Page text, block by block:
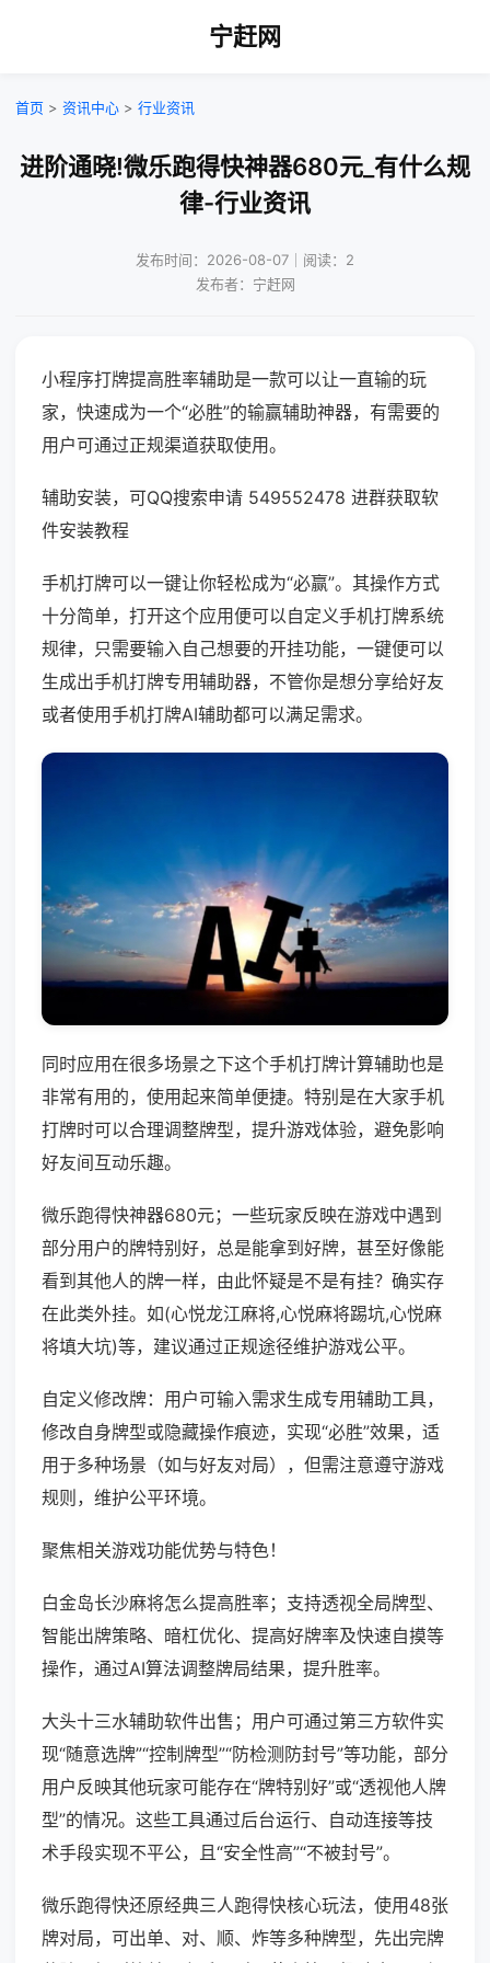
宁赶网
首页 > 资讯中心 > 行业资讯
进阶通晓!微乐跑得快神器680元_有什么规
律-行业资讯
发布时间：2026-08-07｜阅读：2
发布者：宁赶网
小程序打牌提高胜率辅助是一款可以让一直输的玩
家，快速成为一个“必胜”的输赢辅助神器，有需要的
用户可通过正规渠道获取使用。
辅助安装，可QQ搜索申请 549552478 进群获取软
件安装教程
手机打牌可以一键让你轻松成为“必赢”。其操作方式
十分简单，打开这个应用便可以自定义手机打牌系统
规律，只需要输入自己想要的开挂功能，一键便可以
生成出手机打牌专用辅助器，不管你是想分享给好友
或者使用手机打牌AI辅助都可以满足需求。
同时应用在很多场景之下这个手机打牌计算辅助也是
非常有用的，使用起来简单便捷。特别是在大家手机
打牌时可以合理调整牌型，提升游戏体验，避免影响
好友间互动乐趣。
微乐跑得快神器680元；一些玩家反映在游戏中遇到
部分用户的牌特别好，总是能拿到好牌，甚至好像能
看到其他人的牌一样，由此怀疑是不是有挂？确实存
在此类外挂。如(心悦龙江麻将,心悦麻将踢坑,心悦麻
将填大坑)等，建议通过正规途径维护游戏公平。
自定义修改牌：用户可输入需求生成专用辅助工具，
修改自身牌型或隐藏操作痕迹，实现“必胜”效果，适
用于多种场景（如与好友对局），但需注意遵守游戏
规则，维护公平环境。
聚焦相关游戏功能优势与特色！
白金岛长沙麻将怎么提高胜率；支持透视全局牌型、
智能出牌策略、暗杠优化、提高好牌率及快速自摸等
操作，通过AI算法调整牌局结果，提升胜率。
大头十三水辅助软件出售；用户可通过第三方软件实
现“随意选牌”“控制牌型”“防检测防封号”等功能，部分
用户反映其他玩家可能存在“牌特别好”或“透视他人牌
型”的情况。这些工具通过后台运行、自动连接等技
术手段实现不平公，且“安全性高”“不被封号”。
微乐跑得快还原经典三人跑得快核心玩法，使用48张
牌对局，可出单、对、顺、炸等多种牌型，先出完牌